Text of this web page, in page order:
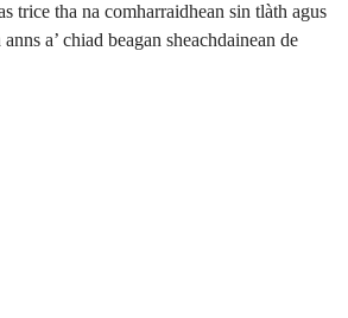
trice tha na comharraidhean sin tlàth agus
a’ chiad beagan sheachdainean de